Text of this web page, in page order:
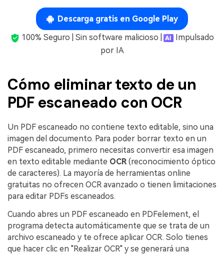
Descarga gratis en Google Play
100% Seguro | Sin software malicioso |
Impulsado
por IA
Cómo eliminar texto de un
PDF escaneado con OCR
Un PDF escaneado no contiene texto editable, sino una
imagen del documento. Para poder borrar texto en un
PDF escaneado, primero necesitas convertir esa imagen
en texto editable mediante OCR (reconocimiento óptico
de caracteres). La mayoría de herramientas online
gratuitas no ofrecen OCR avanzado o tienen limitaciones
para editar PDFs escaneados.
Cuando abres un PDF escaneado en PDFelement, el
programa detecta automáticamente que se trata de un
archivo escaneado y te ofrece aplicar OCR. Solo tienes
que hacer clic en "Realizar OCR" y se generará una